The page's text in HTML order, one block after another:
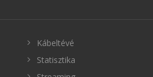
Kábeltévé
Statisztika